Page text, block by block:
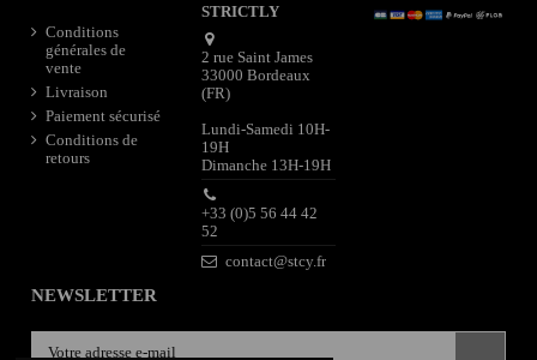
Conditions
générales de
vente
Livraison
Paiement sécurisé
Conditions de
retours
STRICTLY
2 rue Saint James
33000 Bordeaux
(FR)
Lundi-Samedi 10H-
19H
Dimanche 13H-19H
+33 (0)5 56 44 42
52
contact@stcy.fr
NEWSLETTER